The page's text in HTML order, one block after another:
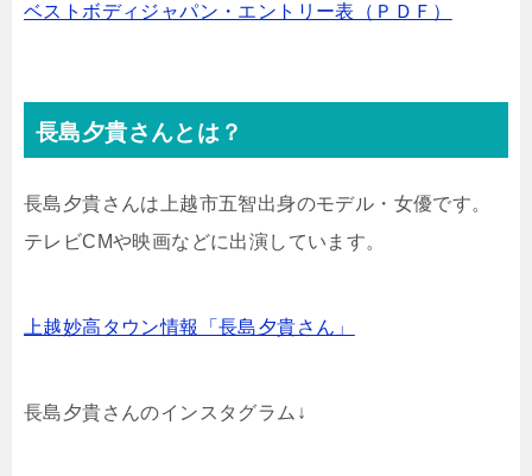
ベストボディジャパン・エントリー表（ＰＤＦ）
長島夕貴さんとは？
長島夕貴さんは上越市五智出身のモデル・女優です。
テレビCMや映画などに出演しています。
上越妙高タウン情報「長島夕貴さん」
長島夕貴さんのインスタグラム↓